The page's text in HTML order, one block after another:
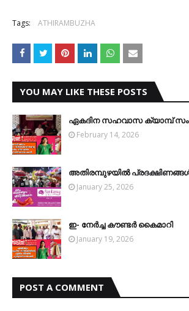
Tags: ATHIRAMBUZHA
YOU MAY LIKE THESE POSTS
ഏകദിന സഹവാസ ക്യാമ്പ്
February 14, 2026
അതിരമ്പുഴയില്‍
January 25, 2026
ഇ- നേര്‍ച്ച കൗണ്ടര്‍ കൈമാറി
January 19, 2026
POST A COMMENT